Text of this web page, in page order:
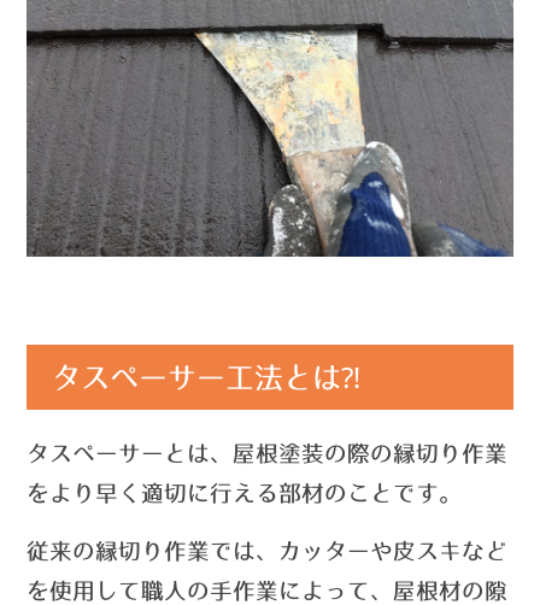
タスペーサー工法とは⁈
タスペーサーとは、屋根塗装の際の縁切り作業
をより早く適切に行える部材のことです。
従来の縁切り作業では、カッターや皮スキなど
を使用して職人の手作業によって、屋根材の隙